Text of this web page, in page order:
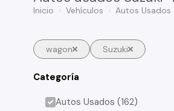
Inicio Vehículos Autos Usados
wagon Suzuki
Categoría
Autos Usados (162)